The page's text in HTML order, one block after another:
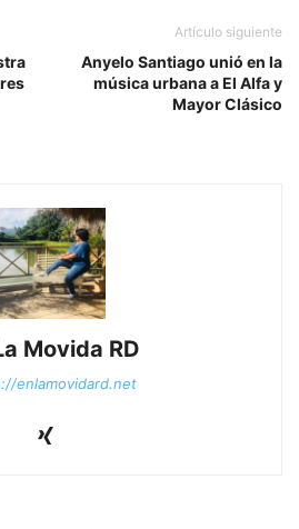
Artículo siguiente
Anyelo Santiago unió en la
música urbana a El Alfa y
Mayor Clásico
Movida RD
enlamovidard.net